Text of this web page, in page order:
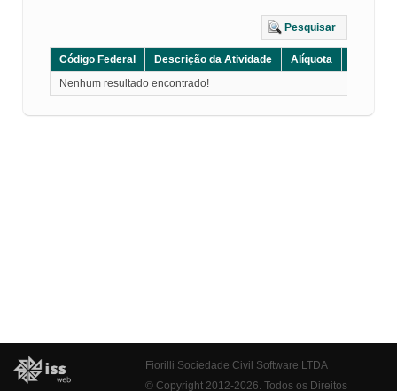
Pesquisar
Código Federal Descrição da Atividade Alíquota
Nenhum resultado encontrado!
Fiorilli Sociedade Civil Software LTDA
© Copyright 2012-2026. Todos os Direitos